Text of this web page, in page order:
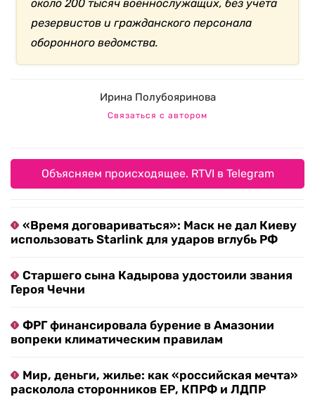
около 200 тысяч военнослужащих, без учета
резервистов и гражданского персонала
оборонного ведомства.
Ирина Полубояринова
Связаться с автором
Объясняем происходящее. RTVI в Telegram
«Время договариваться»: Маск не дал Киеву
использовать Starlink для ударов вглубь РФ
Старшего сына Кадырова удостоили звания
Героя Чечни
ФРГ финансировала бурение в Амазонии
вопреки климатическим правилам
Мир, деньги, жилье: как «российская мечта»
расколола сторонников ЕР, КПРФ и ЛДПР